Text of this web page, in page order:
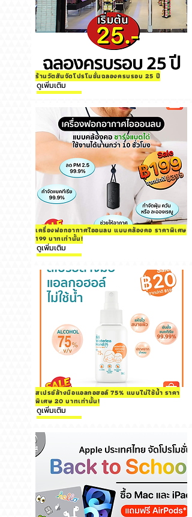
ร้านวัตสันจัดโปรโมชั่นฉลองครบรอบ 25 ปี
ดูเพิ่มเติม
เครื่องฟอกอากาศไออนลบ แบบคล้องคอ ราคาพิเศษ
199 บาทเท่านั้น!
ดูเพิ่มเติม
สเปรย์ล้างมือแอลกอฮอล์ 75% แบบไม่ใช้น้ำ ราคา
พิเศษ 20 บาทเท่านั้น!
ดูเพิ่มเติม